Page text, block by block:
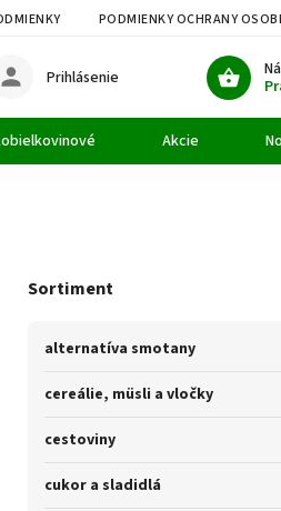
PODMIENKY OCHRANY
Prihlásenie
Akcie
Sortiment
alternatíva smotany
cereálie, müsli a vločky
cestoviny
cukor a sladidlá